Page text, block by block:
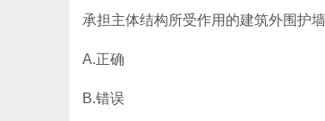
承担主体结构所受作用的建筑外围护墙
A.正确
B.错误